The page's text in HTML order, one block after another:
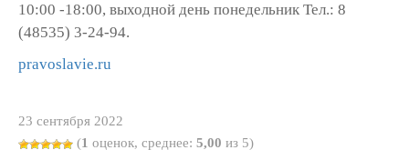
10:00 -18:00, выходной день понедельник Тел.: 8
(48535) 3-24-94.
pravoslavie.ru
23 сентября 2022
(1 оценок, среднее: 5,00 из 5)